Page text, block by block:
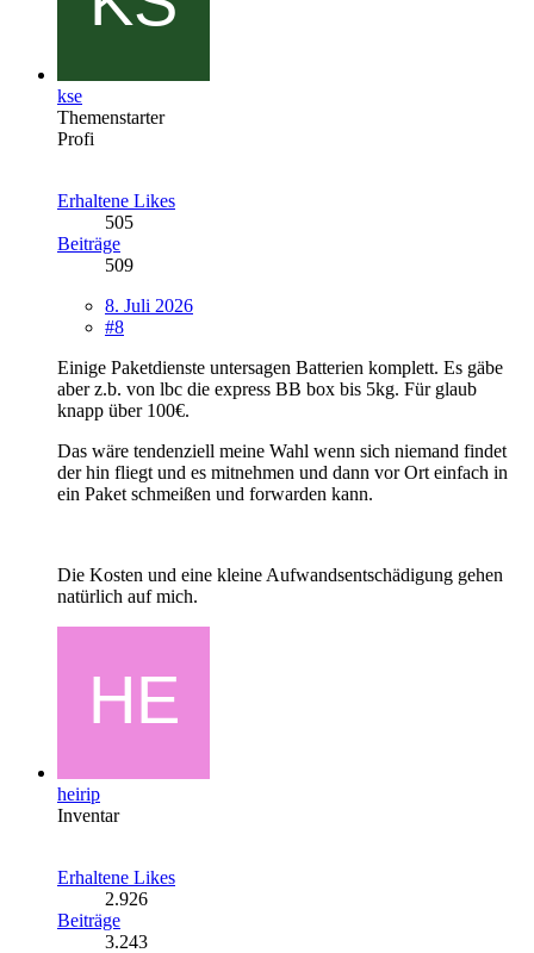
kse
Themenstarter
Profi
Erhaltene Likes
505
Beiträge
509
8. Juli 2026
#8
Einige Paketdienste untersagen Batterien komplett. Es gäbe
aber z.b. von lbc die express BB box bis 5kg. Für glaub
knapp über 100€.
Das wäre tendenziell meine Wahl wenn sich niemand findet
der hin fliegt und es mitnehmen und dann vor Ort einfach in
ein Paket schmeißen und forwarden kann.
Die Kosten und eine kleine Aufwandsentschädigung gehen
natürlich auf mich.
heirip
Inventar
Erhaltene Likes
2.926
Beiträge
3.243